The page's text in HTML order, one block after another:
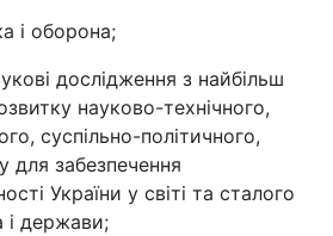
і оборона;
дослідження з найбільш
науково-технічного,
суспільно-політичного,
для забезпечення
України у світі та сталого
і держави;